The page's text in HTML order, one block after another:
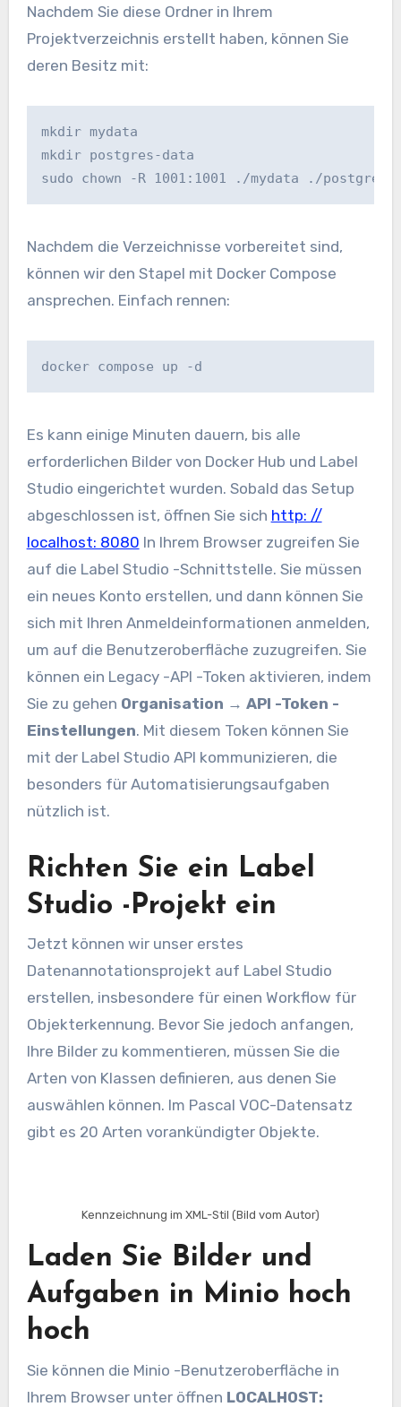
Nachdem Sie diese Ordner in Ihrem
Projektverzeichnis erstellt haben, können Sie
deren Besitz mit:
mkdir mydata
mkdir postgres-data
sudo chown -R 1001:1001 ./mydata ./postgres-
Nachdem die Verzeichnisse vorbereitet sind,
können wir den Stapel mit Docker Compose
ansprechen. Einfach rennen:
docker compose up -d
Es kann einige Minuten dauern, bis alle
erforderlichen Bilder von Docker Hub und Label
Studio eingerichtet wurden. Sobald das Setup
abgeschlossen ist, öffnen Sie sich http: //
localhost: 8080 In Ihrem Browser zugreifen Sie
auf die Label Studio -Schnittstelle. Sie müssen
ein neues Konto erstellen, und dann können Sie
sich mit Ihren Anmeldeinformationen anmelden,
um auf die Benutzeroberfläche zuzugreifen. Sie
können ein Legacy -API -Token aktivieren, indem
Sie zu gehen Organisation → API -Token -
Einstellungen. Mit diesem Token können Sie
mit der Label Studio API kommunizieren, die
besonders für Automatisierungsaufgaben
nützlich ist.
Richten Sie ein Label
Studio -Projekt ein
Jetzt können wir unser erstes
Datenannotationsprojekt auf Label Studio
erstellen, insbesondere für einen Workflow für
Objekterkennung. Bevor Sie jedoch anfangen,
Ihre Bilder zu kommentieren, müssen Sie die
Arten von Klassen definieren, aus denen Sie
auswählen können. Im Pascal VOC-Datensatz
gibt es 20 Arten vorankündigter Objekte.
Kennzeichnung im XML-Stil (Bild vom Autor)
Laden Sie Bilder und
Aufgaben in Minio hoch
hoch
Sie können die Minio -Benutzeroberfläche in
Ihrem Browser unter öffnen LOCALHOST: